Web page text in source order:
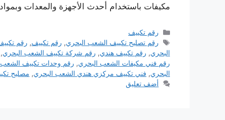
مكيفات باستخدام أحدث الأجهزة والمعدات
التصنيفات
رقم تكييف
الوسوم
رقم تصليح تكييف الشعب البحري, رقم تكييف, رقم
البحري, رقم تكييف هندي, رقم شركة تكييف الشعب البحري,
رقم فني مكيفات الشعب البحري, رقم وحدات تكييف الشعب
البحري, فني تكييف مركزي هندي الشعب البحري, مصليح
أضف تعليق